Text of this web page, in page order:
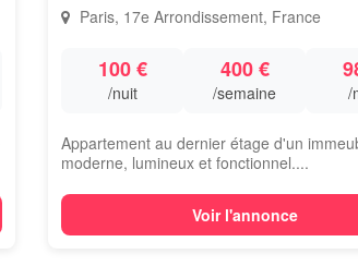
Paris, 17e Arrondissement, France
100 €
/nuit
400 €
/semaine /
Appartement au dernier étage d'un
moderne, lumineux et fonctionnel....
Voir l'annonce